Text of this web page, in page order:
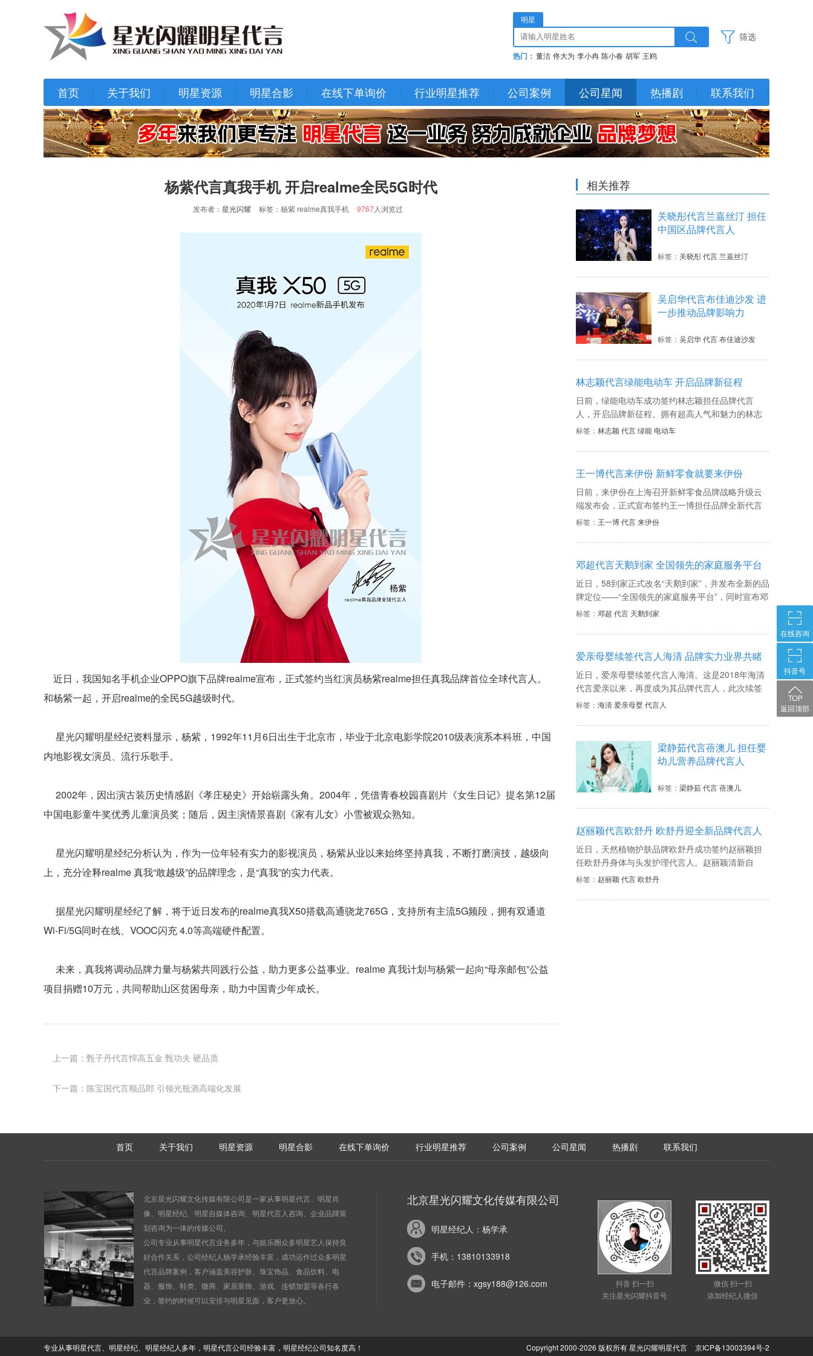
明星
热门： 董洁 佟大为 李小冉 陈小春 胡军 王鸥
筛选
首页 关于我们 明星资源 明星合影 在线下单询价 行业明星推荐 公司案例 公司星闻 热播剧 联系我们
杨紫代言真我手机 开启realme全民5G时代
发布者： 星光闪耀 标签：杨紫 realme真我手机 9767人浏览过
近日，我国知名手机企业OPPO旗下品牌realme宣布，正式签约当红演员杨紫realme担任真我品牌首位全球代言人。
和杨紫一起，开启realme的全民5G越级时代。
星光闪耀明星经纪资料显示，杨紫，1992年11月6日出生于北京市，毕业于北京电影学院2010级表演系本科班，中国
内地影视女演员、流行乐歌手。
2002年，因出演古装历史情感剧《孝庄秘史》开始崭露头角。2004年，凭借青春校园喜剧片《女生日记》提名第12届
中国电影童牛奖优秀儿童演员奖；随后，因主演情景喜剧《家有儿女》小雪被观众熟知。
星光闪耀明星经纪分析认为，作为一位年轻有实力的影视演员，杨紫从业以来始终坚持真我，不断打磨演技，越级向
上，充分诠释realme 真我“敢越级”的品牌理念，是“真我”的实力代表。
据星光闪耀明星经纪了解，将于近日发布的realme真我X50搭载高通骁龙765G，支持所有主流5G频段，拥有双通道
Wi-Fi/5G同时在线、VOOC闪充 4.0等高端硬件配置。
未来，真我将调动品牌力量与杨紫共同践行公益，助力更多公益事业。realme 真我计划与杨紫一起向“母亲邮包”公益
项目捐赠10万元，共同帮助山区贫困母亲，助力中国青少年成长。
上一篇：甄子丹代言悍高五金 甄功夫 硬品质
下一篇：陈宝国代言顺品郎 引领光瓶酒高端化发展
相关推荐
关晓彤代言兰嘉丝汀 担任
中国区品牌代言人
标签： 关晓彤 代言 兰嘉丝汀
吴启华代言布佳迪沙发 进
一步推动品牌影响力
标签： 吴启华 代言 布佳迪沙发
林志颖代言绿能电动车 开启品牌新征程
日前，​绿能电动车成功签约林志颖担任品牌代言
人，开启品牌新征程。拥有超高人气和魅力的林志
颖，这次选择成为绿能形象代言人，除了因为绿
产品属性，他更看中的是绿能发展的远大前景。而
绿能集团选择林志颖作为公司的代言人，一是因为
林志颖爱车，喜欢玩车；二是因为赛车手与运动型
电动车品类有共同的特性。
标签： 林志颖 代言 绿能 电动车
王一博代言来伊份 新鲜零食就要来伊份
日前，来伊份在上海召开新鲜零食品牌战略升级云
端发布会，正式宣布签约王一博担任品牌全新代言
人。在快节奏时代各种零食品牌让人目不暇接，但
次携手王一博，通过娱乐营销的方式，将品牌影响
力从核心粉丝群体辐射到大众消费者，让更多年轻
一代知晓美味又健康的新鲜零食这一“新物种“，传递
积极健康的生活理念。
标签： 王一博 代言 来伊份
邓超代言天鹅到家 全国领先的家庭服务平台
近日，58到家正式改名“天鹅到家”，并发布全新的品
牌定位——“全国领先的家庭服务平台”，同时宣布邓
超出任天鹅到家品牌代言人。邓超勇于坚持自我的
人以温暖和希望，正如不断发展勇往直前的天鹅到
家一样。天鹅到家此次品牌焕新，结合了分众传媒
的强曝光优势，并同步登陆央视新闻频道，将品牌
塑造玩出圈。
标签： 邓超 代言 天鹅到家
爱亲母婴续签代言人海清 品牌实力业界共睹
近日，爱亲母婴续签代言人海清。这是2018年海清
代言爱亲以来，再度成为其品牌代言人，此次续签
是海清对爱亲品牌的信任，也是对爱亲品牌的满
实力品牌榜样，让更多的中国家庭享受健康母婴生
活，爱亲母婴始终坚持以创新为导向，以提供高品
质、高品位、高品格的产品和服务为目标。携手海
清，爱亲品牌建设之路再度升级绽放。
标签： 海清 爱亲母婴 代言人
梁静茹代言蓓澳儿 担任婴
幼儿营养品牌代言人
标签： 梁静茹 代言 蓓澳儿
赵丽颖代言欧舒丹 欧舒丹迎全新品牌代言人
近日，天然植物护肤品牌欧舒丹成功签约赵丽颖担
任欧舒丹身体与头发护理代言人。赵丽颖清新自
然、优雅知性的个人气质与欧舒丹崇尚纯净天然、
将携手赵丽颖，共同探索源自南法普罗旺斯的植愈
标签： 赵丽颖 代言 欧舒丹
首页 关于我们 明星资源 明星合影 在线下单询价 行业明星推荐 公司案例 公司星闻 热播剧 联系我们
北京星光闪耀文化传媒有限公司是一家从事明星代言、明星肖
像
明星经纪、明星自媒体咨询、明星代言人咨询、企业品牌策
划咨询为一体的传媒公司。
公司专业从事明星代言业务多年，与娱乐圈众多明星艺人保持良
好合作关系，公司经纪人杨学承经验丰富，成功运作过众多明星
代言品牌案例，客户涵盖美容护肤、珠宝饰品、食品饮料、电
器、服饰、鞋类、微商、家居装饰、游戏、连锁加盟等各行各
业，签约的时候可以安排与明星见面，客户更放心。
北京星光闪耀文化传媒有限公司
明星经纪人：杨学承
手机：13810133918
电子邮件：xgsy188@126.com
微信 扫一扫
添加经纪人微信
抖音 扫一扫
关注星光闪耀抖音号
专业从事明星代言、明星经纪、明星经纪人多年，明星代言公司经验丰富，明星经纪公司知名度高！ Copyright 2000-2026 版权所有 星光闪耀明星代言 京ICP备13003394号-2
在线咨询
抖音号
返回顶部